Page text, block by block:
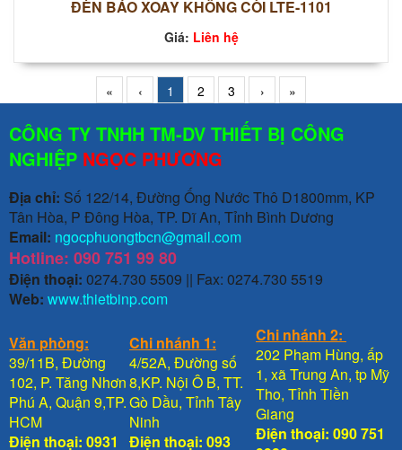
ĐÈN BÁO XOAY KHÔNG CÒI LTE-1101
Giá: Liên hệ
« ‹ 1 2 3 › »
CÔNG TY TNHH TM-DV THIẾT BỊ CÔNG
NGHIỆP NGỌC PHƯƠNG
Địa chỉ: Số 122/14, Đường Ống Nước Thô D1800mm, KP
Tân Hòa, P Đông Hòa, TP. Dĩ An, Tỉnh Bình Dương
Email: ngocphuongtbcn@gmail.com
Hotline: 090 751 99 80
Điện thoại: 0274.730 5509 || Fax: 0274.730 5519
Web: www.thietbinp.com
Văn phòng:
39/11B, Đường
102, P. Tăng Nhơn
Phú A, Quận 9,TP.
HCM
Điện thoại: 0931
Chi nhánh 1:
4/52A, Đường số
8,KP. Nội Ô B, TT.
Gò Dầu, Tỉnh Tây
Ninh
Điện thoại: 093
Chi nhánh 2:
202 Phạm Hùng, ấp
1, xã Trung An, tp Mỹ
Tho, Tỉnh Tiền
Giang
Điện thoại: 090 751